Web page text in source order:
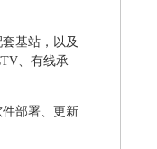
基站，以及
、有线承
部署、更新